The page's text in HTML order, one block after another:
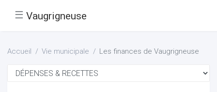
☰ Vaugrigneuse
Accueil Vie municipale Les finances de Vaugrigneuse